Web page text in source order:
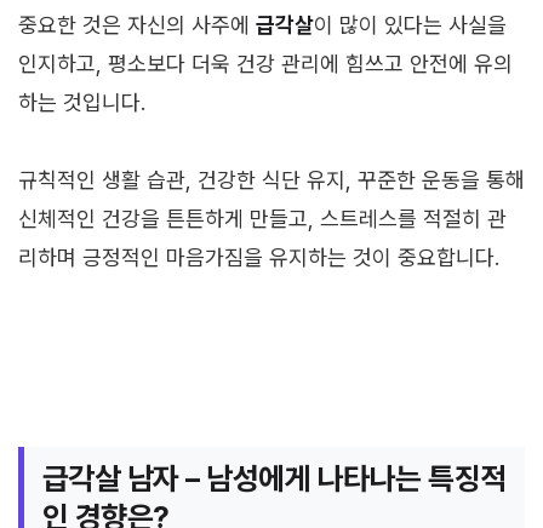
중요한 것은 자신의 사주에 급각살이 많이 있다는 사실을
인지하고, 평소보다 더욱 건강 관리에 힘쓰고 안전에 유의
하는 것입니다.
규칙적인 생활 습관, 건강한 식단 유지, 꾸준한 운동을 통해
신체적인 건강을 튼튼하게 만들고, 스트레스를 적절히 관
리하며 긍정적인 마음가짐을 유지하는 것이 중요합니다.
급각살 남자 – 남성에게 나타나는 특징적
인 경향은?